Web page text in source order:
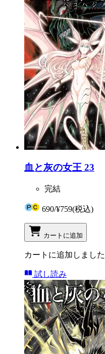
血と灰の女王 23
完結
690/¥759(税込)
カートに追加
カートに追加しました
試し読み